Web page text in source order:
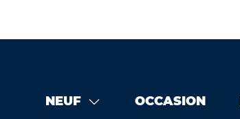
NEUF OCCASION